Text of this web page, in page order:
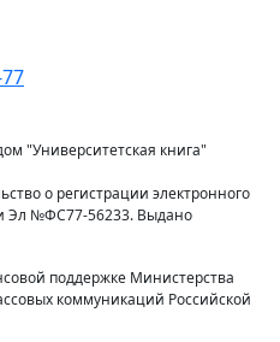
"Университетская книга"
о регистрации электронного
Эл №ФС77-56233. Выдано
поддержке Министерства
коммуникаций Российской